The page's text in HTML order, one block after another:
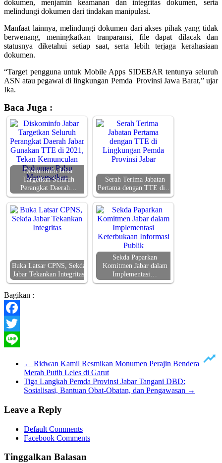
dokumen, menjamin keamanan dan integritas dokumen, serta
melindungi dokumen dari tindakan manipulasi.
Manfaat lainnya, melindungi dokumen dari akses pihak yang tidak
berwenang, meningkatkan tranparansi, file dapat dilacak dan
statusnya diketahui setiap saat, serta lebih terjaga kerahasiaan
dokumen.
“Target pengguna untuk Mobile Apps SIDEBAR tentunya seluruh
ASN atau pegawai di lingkungan Pemda Provinsi Jawa Barat,” ujar
Ika.
Baca Juga :
Diskominfo Jabar
Targetkan Seluruh
Perangkat Daerah…
Serah Terima Jabatan
Pertama dengan TTE di…
Buka Latsar CPNS, Sekda
Jabar Tekankan Integritas
Sekda Paparkan
Komitmen Jabar dalam
Implementasi…
Bagikan :
Facebook
Twitter
← Ridwan Kamil Resmikan Monumen Perajin Bendera
Merah Putih Leles di Garut
Tiga Langkah Pemda Provinsi Jabar Tangani DBD:
Sosialisasi, Bantuan Obat-Obatan, dan Pengawasan →
Leave a Reply
Default Comments
Facebook Comments
Tinggalkan Balasan